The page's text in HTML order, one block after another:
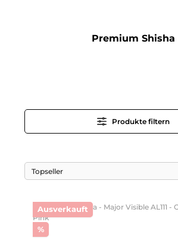
Premium Shisha
Produkte filtern
Ausverkauft
%Rabatt